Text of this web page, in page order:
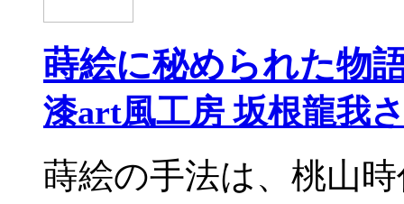
蒔絵に秘められた
漆art風工房 坂根龍我
蒔絵の手法は、桃山